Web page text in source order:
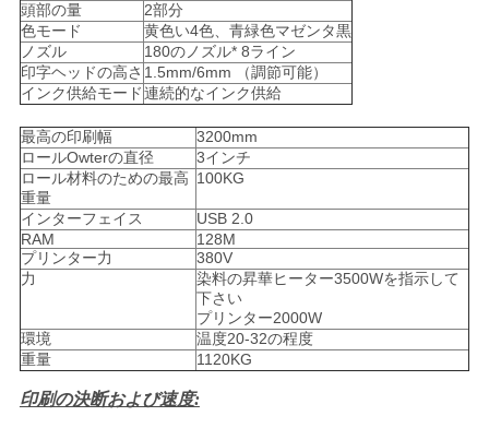
て
の
場
合
COMPANY
NEWS
地
図
頭部の量
2部分
色モード
黄色い4色、青緑色マゼンタ黒
ノズル
180のノズル* 8ライン
印字ヘッドの高さ 1.5mm/6mm （調節可能）
インク供給モード連続的なインク供給
最高の印刷幅
3200mm
ロールOwterの直径
3インチ
ロール材料のための最高
重量
100KG
インターフェイス
USB 2.0
RAM
128M
プリンター力
380V
力
染料の昇華ヒーター3500Wを指示して
下さい
プリンター2000W
環境
温度20-32の程度
重量
1120KG
印刷の決断および速度: